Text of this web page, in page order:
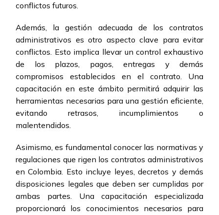
conflictos futuros.
Además, la gestión adecuada de los contratos
administrativos es otro aspecto clave para evitar
conflictos. Esto implica llevar un control exhaustivo
de los plazos, pagos, entregas y demás
compromisos establecidos en el contrato. Una
capacitación en este ámbito permitirá adquirir las
herramientas necesarias para una gestión eficiente,
evitando retrasos, incumplimientos o
malentendidos.
Asimismo, es fundamental conocer las normativas y
regulaciones que rigen los contratos administrativos
en Colombia. Esto incluye leyes, decretos y demás
disposiciones legales que deben ser cumplidas por
ambas partes. Una capacitación especializada
proporcionará los conocimientos necesarios para